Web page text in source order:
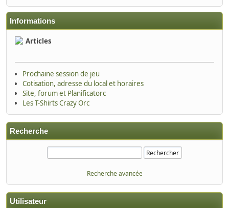
Informations
Articles
Prochaine session de jeu
Cotisation, adresse du local et horaires
Site, forum et Planificatorc
Les T-Shirts Crazy Orc
Recherche
Recherche avancée
Utilisateur